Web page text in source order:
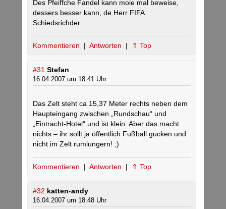
Des Pfeiffche Fandel kann moie mal beweise,
dessers besser kann, de Herr FIFA
Schiedsrichder.
Kommentieren | Antworten | ⇑ Top
#31 Stefan
16.04.2007 um 18:41 Uhr
Das Zelt steht ca 15,37 Meter rechts neben dem
Haupteingang zwischen „Rundschau“ und
„Eintracht-Hotel“ und ist klein. Aber das macht
nichts – ihr sollt ja öffentlich Fußball gucken und
nicht im Zelt rumlungern! ;)
Kommentieren | Antworten | ⇑ Top
#32 katten-andy
16.04.2007 um 18:48 Uhr